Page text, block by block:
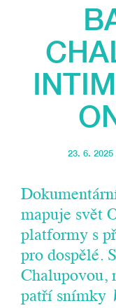
23. 6.
mapuje svět
platformy s
pro dospělé.
Chalupovou,
patří snímky